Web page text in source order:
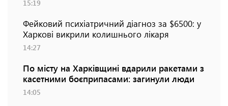
15:19
Фейковий психіатричний діагноз за $6500: у
Харкові викрили колишнього лікаря
14:27
По місту на Харківщині вдарили ракетами з
касетними боєприпасами: загинули люди
14:05